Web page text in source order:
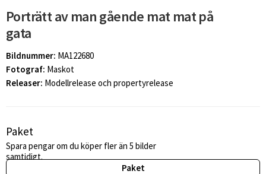
Porträtt av man gående mat mat på
gata
Bildnummer: MA122680
Fotograf: Maskot
Releaser: Modellrelease och propertyrelease
Paket
Spara pengar om du köper fler än 5 bilder
samtidigt.
Paket